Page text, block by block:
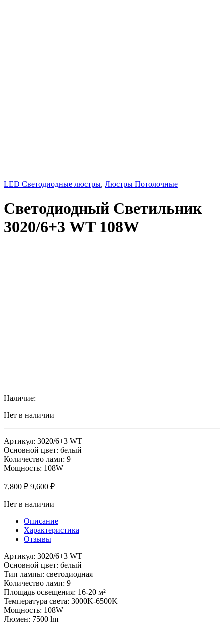
LED Светодиодные люстры, Люстры Потолочные
Светодиодный Светильник
3020/6+3 WT 108W
Наличие:
Нет в наличии
Артикул: 3020/6+3 WT
Основной цвет: белый
Количество ламп: 9
Мощность: 108W
7,800 ₽ 9,600₽
Нет в наличии
Описание
Характеристика
Отзывы
Артикул: 3020/6+3 WT
Основной цвет: белый
Тип лампы: светодиодная
Количество ламп: 9
Площадь освещения: 16-20 м²
Температура света: 3000K-6500K
Мощность: 108W
Люмен: 7500 lm